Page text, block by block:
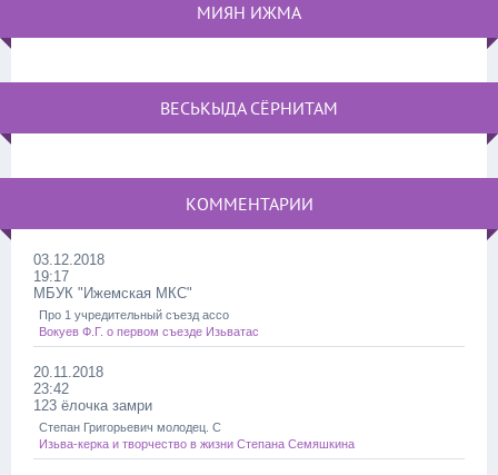
МИЯН ИЖМА
ВЕСЬКЫДА СЁРНИТАМ
КОММЕНТАРИИ
03.12.2018
19:17
МБУК "Ижемская МКС"
Про 1 учредительный съезд ассо
Вокуев Ф.Г. о первом съезде Изьватас
20.11.2018
23:42
123 ёлочка замри
Степан Григорьевич молодец. С
Изьва-керка и творчество в жизни Степана Семяшкина